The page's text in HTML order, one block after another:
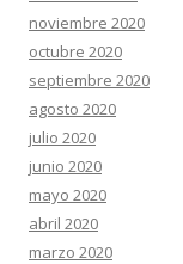
noviembre 2020
octubre 2020
septiembre 2020
agosto 2020
julio 2020
junio 2020
mayo 2020
abril 2020
marzo 2020